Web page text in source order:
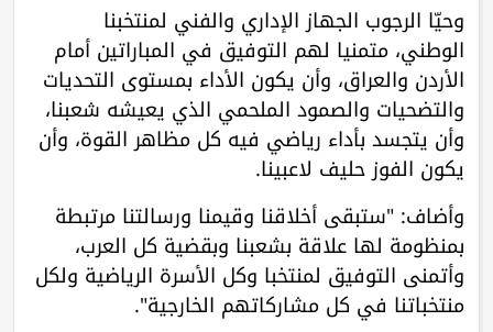
وحيّا الرجوب الجهاز الإداري والفني لمنتخبنا
الوطني، متمنيا لهم التوفيق في المباراتين أمام
الأردن والعراق، وأن يكون الأداء بمستوى التحديات
والتضحيات والصمود الملحمي الذي يعيشه شعبنا،
وأن يتجسد بأداء رياضي فيه كل مظاهر القوة، وأن
يكون الفوز حليف لاعبينا.
وأضاف: "ستبقى أخلاقنا وقيمنا ورسالتنا مرتبطة
بمنظومة لها علاقة بشعبنا وبقضية كل العرب،
وأتمنى التوفيق لمنتخبا وكل الأسرة الرياضية ولكل
منتخباتنا في كل مشاركاتهم الخارجية".